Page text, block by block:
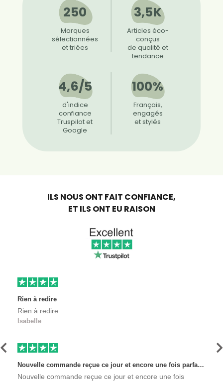
250
Marques
sélectionnées
et triées
3,5K
Articles éco-
conçus
de qualité et
tendance
4,6/5
d'indice
confiance
Truspilot et
Google
100%
Français,
engagés
et stylés
ILS NOUS ONT FAIT CONFIANCE,
ET ILS ONT EU RAISON
Rien à redire
Rien à redire
Isabelle
Nouvelle commande reçue ce jour et encore une fois parfaitement satisfaite, l'envoi est très rapide et les produits sont toujours conditionnés de manière personnalisés. L'avantage de commander auprès de créateurs indépendants.
Nouvelle commande reçue ce jour et encore une fois
Précédent